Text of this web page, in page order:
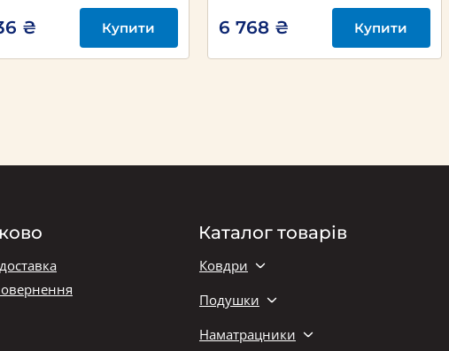
₴ Купити 6 768 ₴ Купити
Каталог товарів
Ковдри
Подушки
Наматрацники